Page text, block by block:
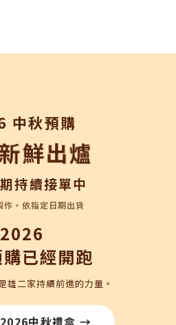
中秋預購
鮮出爐
持續接單中
作・依指定日期出貨
2026
已經開跑
雄二家持續前進的力量。
中秋禮盒 →